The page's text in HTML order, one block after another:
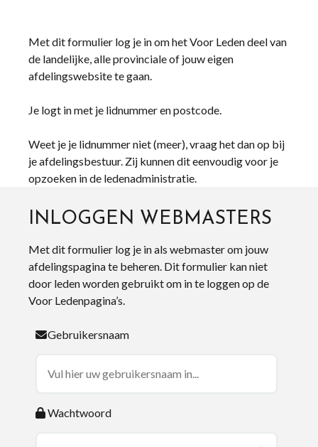
Met dit formulier log je in om het Voor Leden deel van
de landelijke, alle provinciale of jouw eigen
afdelingswebsite te gaan.
Je logt in met je lidnummer en postcode.
Weet je je lidnummer niet (meer), vraag het dan op bij
je afdelingsbestuur. Zij kunnen dit eenvoudig voor je
opzoeken in de ledenadministratie.
INLOGGEN WEBMASTERS
Met dit formulier log je in als webmaster om jouw
afdelingspagina te beheren. Dit formulier kan niet
door leden worden gebruikt om in te loggen op de
Voor Ledenpagina’s.
Gebruikersnaam
Wachtwoord